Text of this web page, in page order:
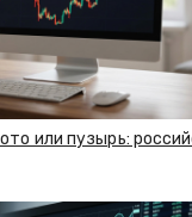
или пузырь: